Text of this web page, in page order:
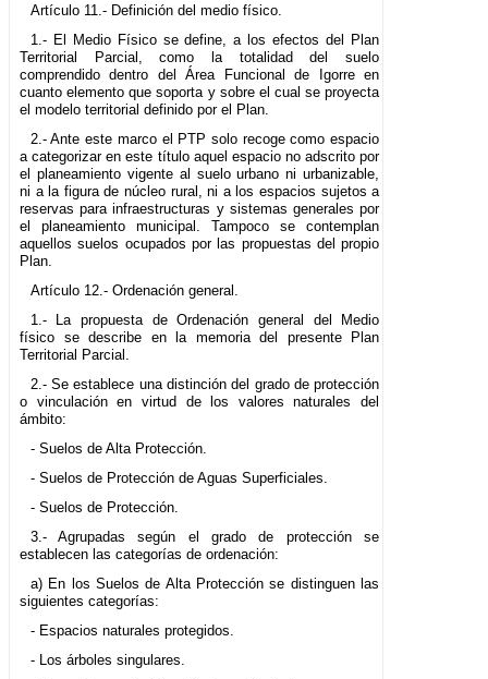
Artículo 11.- Definición del medio físico.
1.- El Medio Físico se define, a los efectos del Plan
Territorial Parcial, como la totalidad del suelo
comprendido dentro del Área Funcional de Igorre en
cuanto elemento que soporta y sobre el cual se proyecta
el modelo territorial definido por el Plan.
2.- Ante este marco el PTP solo recoge como espacio
a categorizar en este título aquel espacio no adscrito por
el planeamiento vigente al suelo urbano ni urbanizable,
ni a la figura de núcleo rural, ni a los espacios sujetos a
reservas para infraestructuras y sistemas generales por
el planeamiento municipal. Tampoco se contemplan
aquellos suelos ocupados por las propuestas del propio
Plan.
Artículo 12.- Ordenación general.
1.- La propuesta de Ordenación general del Medio
físico se describe en la memoria del presente Plan
Territorial Parcial.
2.- Se establece una distinción del grado de protección
o vinculación en virtud de los valores naturales del
ámbito:
- Suelos de Alta Protección.
- Suelos de Protección de Aguas Superficiales.
- Suelos de Protección.
3.- Agrupadas según el grado de protección se
establecen las categorías de ordenación:
a) En los Suelos de Alta Protección se distinguen las
siguientes categorías:
- Espacios naturales protegidos.
- Los árboles singulares.